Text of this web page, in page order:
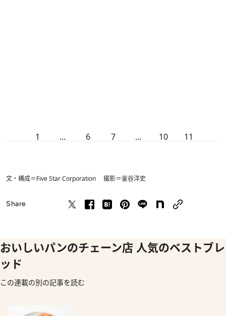
1 ... 6 7 ... 10 11
文・構成＝Five Star Corporation 撮影＝釜谷洋史
Share
おいしいパンのチェーン店 人気のベストブレ
ッド
この連載の別の記事を読む